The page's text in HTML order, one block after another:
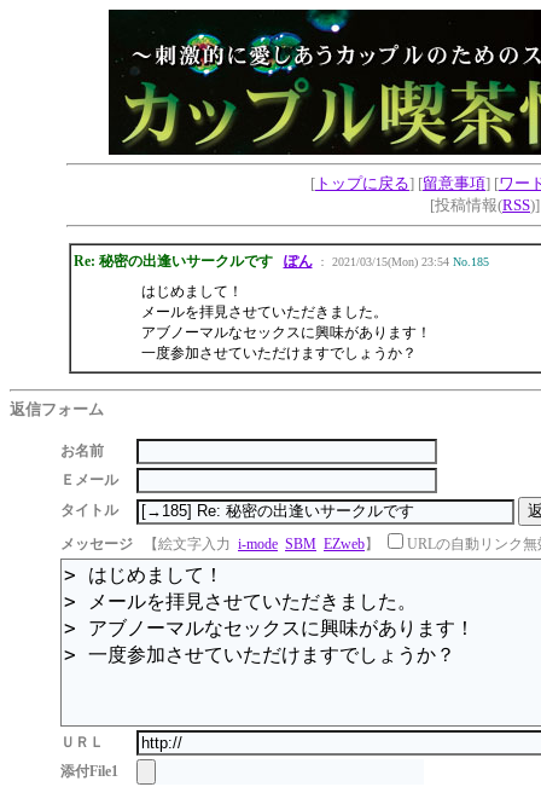
[ トップに戻る] [留意事項] [ワー
[投稿情報(RSS
Re: 秘密の出逢いサークルです ぽん： 2021/03/15(Mon) 23:54 No.185
はじめまして！
メールを拝見させていただきました。
アブノーマルなセックスに興味があります！
一度参加させていただけますでしょうか？
返信フォーム
お名前
Ｅメール
タイトル
メッセージ
【絵文字入力 i-mode SBM EZweb】 URLの自動リンク無
ＵＲＬ
添付File1